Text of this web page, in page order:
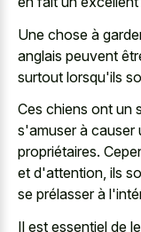
Une chose à
anglais peuvent
surtout lorsqu'ils
Ces chiens ont un
s'amuser à causer
propriétaires.
et d'attention, ils
se prélasser à
Il est essentiel de